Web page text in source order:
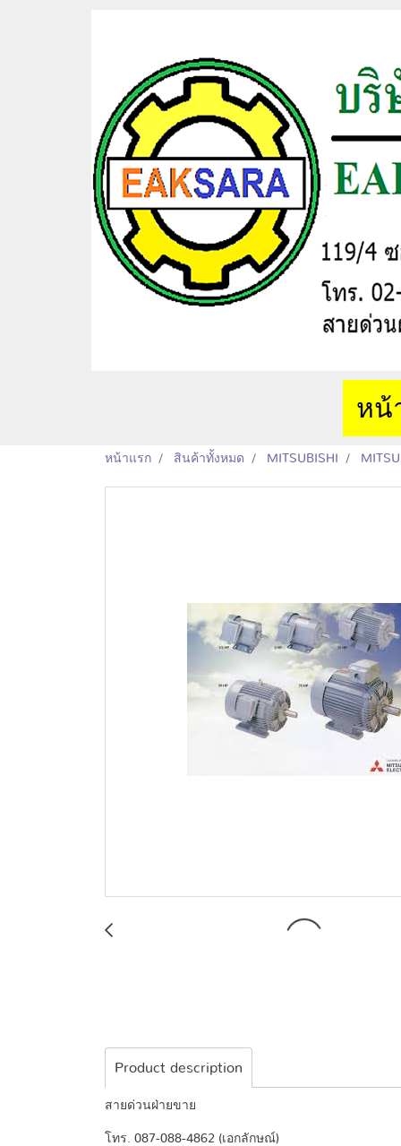
หน้
หน้าแรก สินค้าทั้งหมด MITSUBISHI
Product description
สายด่วนฝ่ายขาย
โทร. 087-088-4862 (เอกลักษณ์)